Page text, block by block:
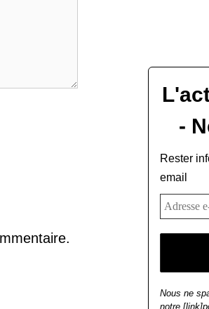
-
Rester
email
Nous ne
notre